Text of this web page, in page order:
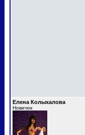
Елена Колыхалова
Новичок